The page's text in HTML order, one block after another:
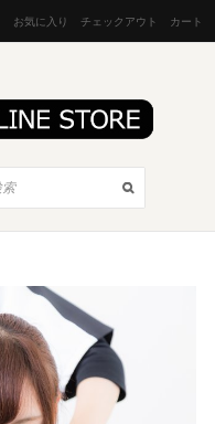
お気に入り チェックアウト カート